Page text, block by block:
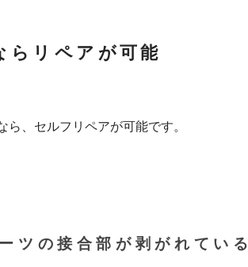
らリペアが可能
ら、セルフリペアが可能です。
ツの接合部が剥がれている